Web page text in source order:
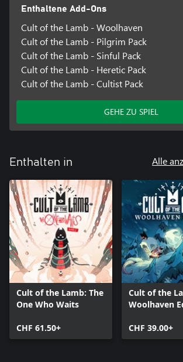
Enthaltene Add-Ons
Cult of the Lamb - Woolhaven
Cult of the Lamb - Pilgrim Pack
Cult of the Lamb - Sinful Pack
Cult of the Lamb - Heretic Pack
Cult of the Lamb - Cultist Pack
GEHE ZU SPIEL
Enthalten in Alle
Cult of the Lamb: The
One Who Waits
CHF 61.50+
Cult of the
Woolhaven
CHF 39.00+